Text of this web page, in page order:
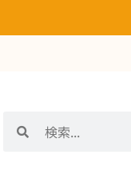
索